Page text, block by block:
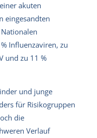
akuten
eingesandten
Influenzaviren, zu
und zu 11 %
und junge
für Risikogruppen
die
Verlauf